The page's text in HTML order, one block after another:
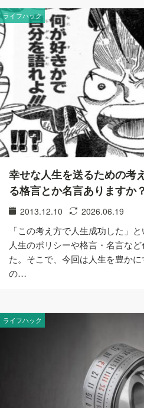
ライフハック
幸せな人生を送るための考
る格言とか名言ありますか？
2013.12.10 2026.06.19
「この考え方で人生成功した」
人生のポリシーや格言・名言な
た。そこで、今回は人生を豊か
の…
ライフハック